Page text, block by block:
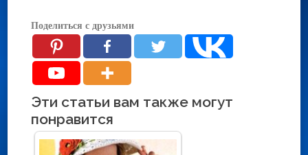
Поделиться с друзьями
Эти статьи вам также могут
понравится